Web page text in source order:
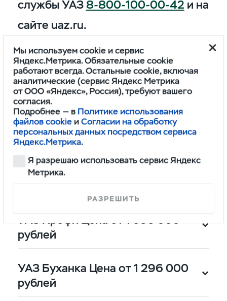
службы УАЗ 8-800-100-00-42 и на
сайте uaz.ru.
УАЗ Патриот Цена от 1 732 500
рублей
УАЗ Пикап цена от 1 755 000
рублей
УАЗ Хантер цена от 1 548 000
УАЗ Профи Цена от 1 566 000
рублей
УАЗ Буханка Цена от 1 296 000
рублей
Мы используем cookie и сервис
Яндекс.Метрика. Обязательные cookie
работают всегда. Остальные cookie, включая
аналитические (сервис Яндекс Метрика
от ООО «Яндекс», Россия), требуют вашего
согласия.
Подробнее — в Политике использования
файлов cookie иСогласии на обработку
персональных данных посредством сервиса
Яндекс.Метрика.
Я разрешаю использовать сервис Яндекс
Метрика.
РАЗРЕШИТЬ